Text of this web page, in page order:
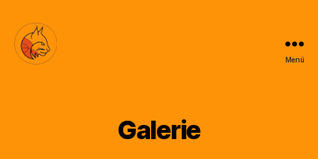
Menü
Galerie